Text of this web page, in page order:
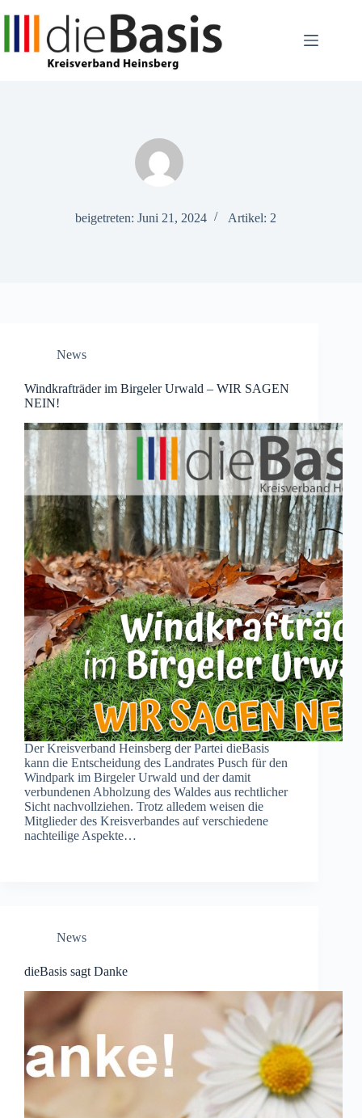
beigetreten: Juni 21, 2024 Artikel: 2
News
Windkrafträder im Birgeler Urwald – WIR SAGEN
NEIN!
Der Kreisverband Heinsberg der Partei dieBasis
kann die Entscheidung des Landrates Pusch für den
Windpark im Birgeler Urwald und der damit
verbundenen Abholzung des Waldes aus rechtlicher
Sicht nachvollziehen. Trotz alledem weisen die
Mitglieder des Kreisverbandes auf verschiedene
nachteilige Aspekte…
News
dieBasis sagt Danke